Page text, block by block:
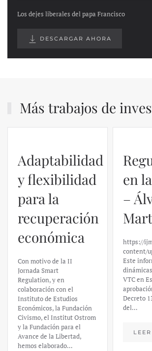
Los dejes liberales del papa Francisco
DESCARGAR AHORA
Más trabajos de
Adaptabilidad
y flexibilidad
para la
recuperación
económica
Con motivo de la II
Jornada Smart
Regulation, y en
colaboración con el
Instituto de Estudios
Económicos, la Fundación
Civismo, el Institut Ostrom
y la Fundación para el
Avance de la Libertad,
hemos elaborado…
en
–
https://
content/
Este
VTC en
Decreto
del…